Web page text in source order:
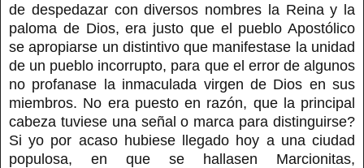
de despedazar con diversos nombres la Reina y la
paloma de Dios, era justo que el pueblo Apostólico
se apropiarse un distintivo que manifestase la unidad
de un pueblo incorrupto, para que el error de algunos
no profanase la inmaculada virgen de Dios en sus
miembros. No era puesto en razón, que la principal
cabeza tuviese una señal o marca para distinguirse?
Si yo por acaso hubiese llegado hoy a una ciudad
populosa, en que se hallasen Marcionitas,